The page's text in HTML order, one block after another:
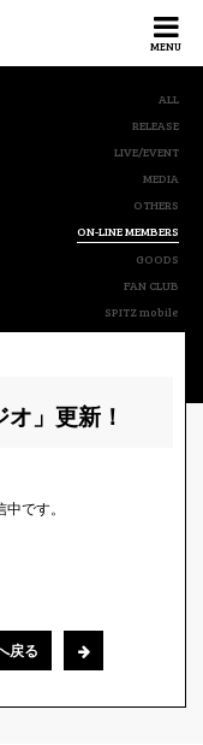
MENU
ALL
RELEASE
LIVE/EVENT
MEDIA
OTHERS
ON-LINE MEMBERS
GOODS
FAN CLUB
SPITZ mobile
」更新！
です。
戻る